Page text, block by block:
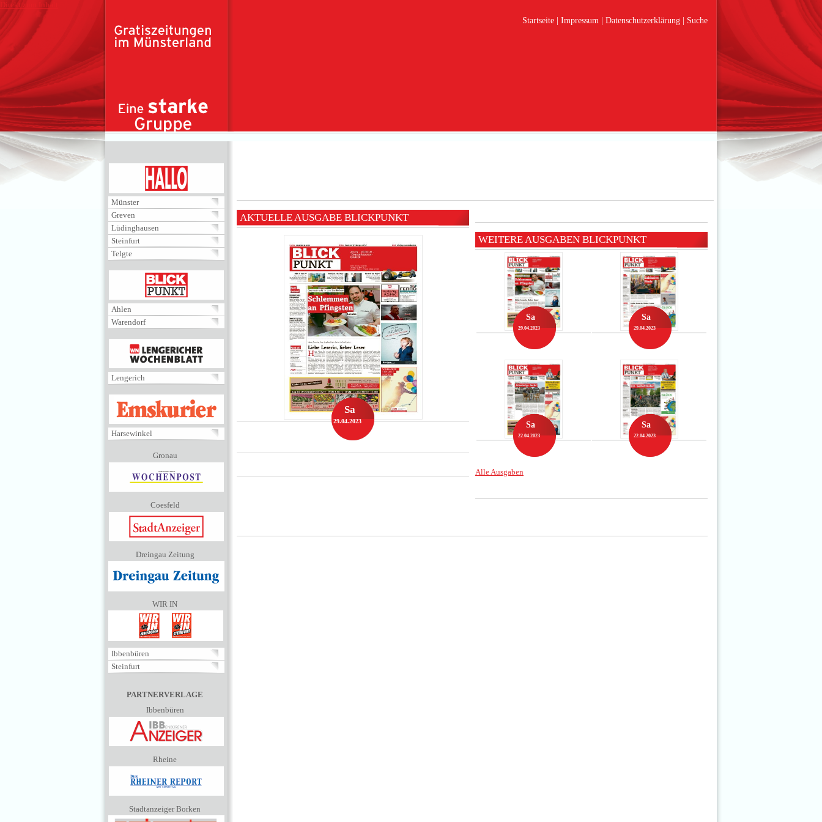
Direkt zum Inhalt
Startseite
Impressum Datenschutzerklärung Suche
Münster
Greven
Lüdinghausen
Steinfurt
Telgte
BLICKPUNKT
Ahlen
Warendorf
MENÜ
Lengerich
EMSKURIER
Harsewinkel
Gronau
Coesfeld
Dreingau Zeitung
WIR IN
Ibbenbüren
Steinfurt
PARTNERVERLAGE
Ibbenbüren
Rheine
Stadtanzeiger Borken
AKTUELLE AUSGABE BLICKPUNKT
Sa
29.04.2023
WEITERE AUSGABEN BLICKPUNKT
Sa
29.04.2023
Sa
29.04.2023
Sa
22.04.2023
Sa
22.04.2023
Alle Ausgaben